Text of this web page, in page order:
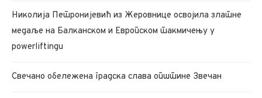
Николија Петронијевић из Жеровнице освојила златне
медаље на Балканском и Европском такмичењу у
powerliftingu
Свечано обележена градска слава општине Звечан